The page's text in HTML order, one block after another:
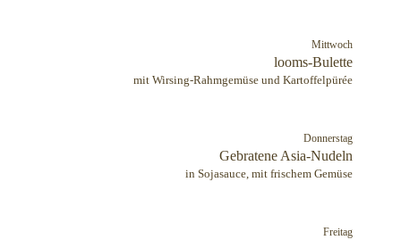
Mittwoch
looms-Bulette
mit Wirsing-Rahmgemüse und Kartoffelpürée
Donnerstag
Gebratene Asia-Nudeln
in Sojasauce, mit frischem Gemüse
Freitag